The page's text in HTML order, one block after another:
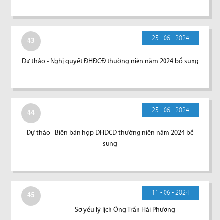
43 25 - 06 - 2024
Dự thảo - Nghị quyết ĐHĐCĐ thường niên năm 2024 bổ sung
44 25 - 06 - 2024
Dự thảo - Biên bản họp ĐHĐCĐ thường niên năm 2024 bổ
sung
45 11 - 06 - 2024
Sơ yếu lý lịch Ông Trần Hải Phương